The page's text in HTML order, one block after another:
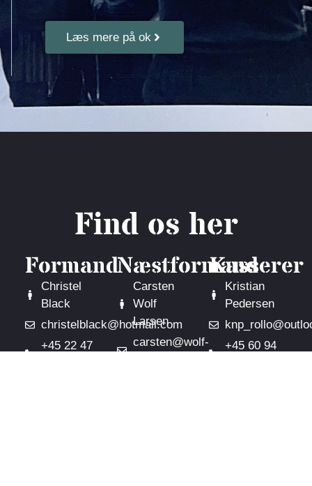
Læs mere på ok
Find os her
Formand
Christel
Black
christelblack@hotmail.com
+45 22 47
Næstformand
Carsten
Wolf
Larsen
carsten@wolf-
Kasserer
Kristian
Pedersen
+45 60 94